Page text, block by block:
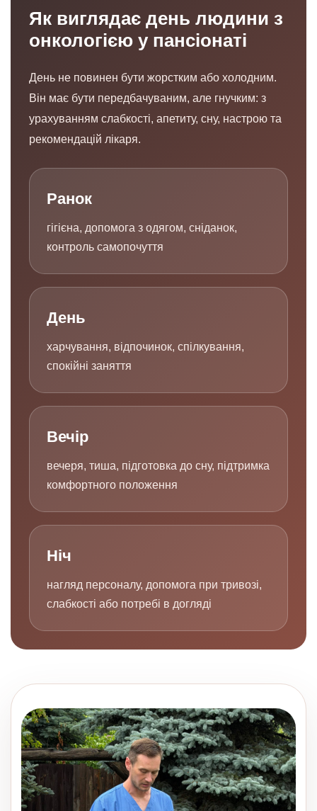
Як виглядає день людини з
онкологією у пансіонаті
День не повинен бути жорстким або холодним.
Він має бути передбачуваним, але гнучким: з
урахуванням слабкості, апетиту, сну, настрою та
рекомендацій лікаря.
Ранок
гігієна, допомога з одягом, сніданок,
контроль самопочуття
День
харчування, відпочинок, спілкування,
спокійні заняття
Вечір
вечеря, тиша, підготовка до сну, підтримка
комфортного положення
Ніч
нагляд персоналу, допомога при тривозі,
слабкості або потребі в догляді